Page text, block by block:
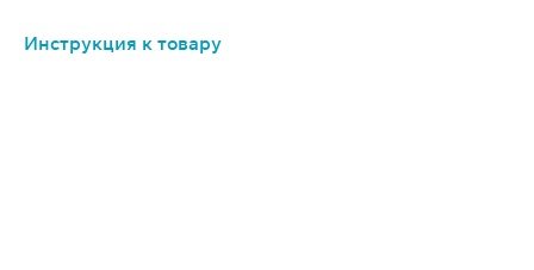
Инструкция к товару